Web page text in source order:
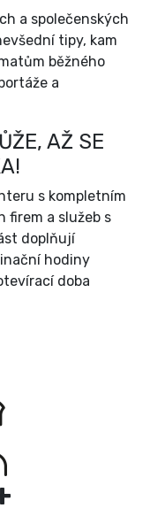
a společenských
tipy, kam
běžného
a
AŽ SE
s kompletním
firem a služeb s
doplňují
hodiny
doba